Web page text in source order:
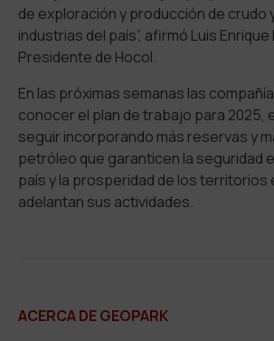
de exploración y producción de crudo
industrias del país”, afirmó Luis Enrique
Presidente de Hocol.
En las próximas semanas las
conocer el plan de trabajo para 2025,
seguir incorporando más reservas y
petróleo que garanticen la seguridad
país y la prosperidad de los territorios
adelantan sus actividades.
ACERCA DE GEOPARK